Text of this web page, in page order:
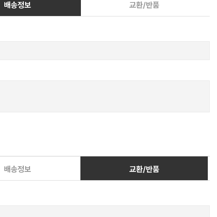
배송정보 교환/반품
배송정보 교환/반품